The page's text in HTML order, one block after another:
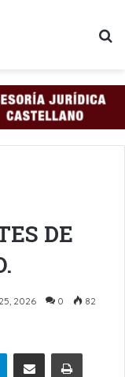
DE
2026 0 82
TelegramCompartir por Email Imprimir